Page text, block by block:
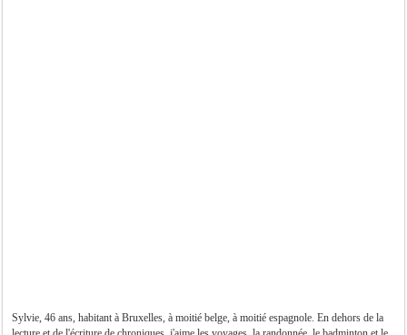
Sylvie, 46 ans, habitant à Bruxelles, à moitié belge, à moitié espagnole. En dehors de la